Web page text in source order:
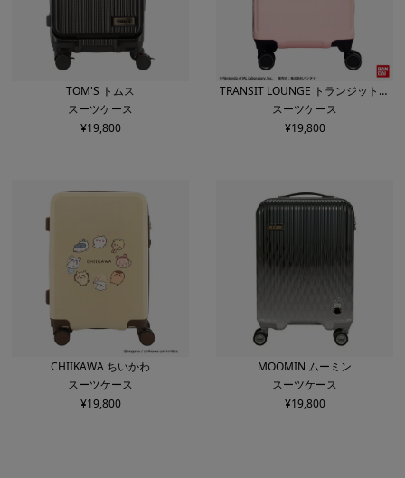
TOM'S トムス
スーツケース
¥19,800
TRANSIT LOUNGE トランジットラ
ウンジ
スーツケース
¥19,800
CHIIKAWA ちいかわ
スーツケース
¥19,800
MOOMIN ムーミン
スーツケース
¥19,800